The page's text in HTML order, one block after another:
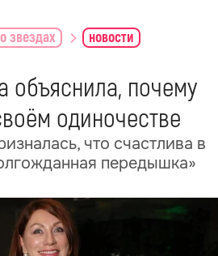
звездах новости
объяснила, почему
одиночестве
что счастлива в
передышка»